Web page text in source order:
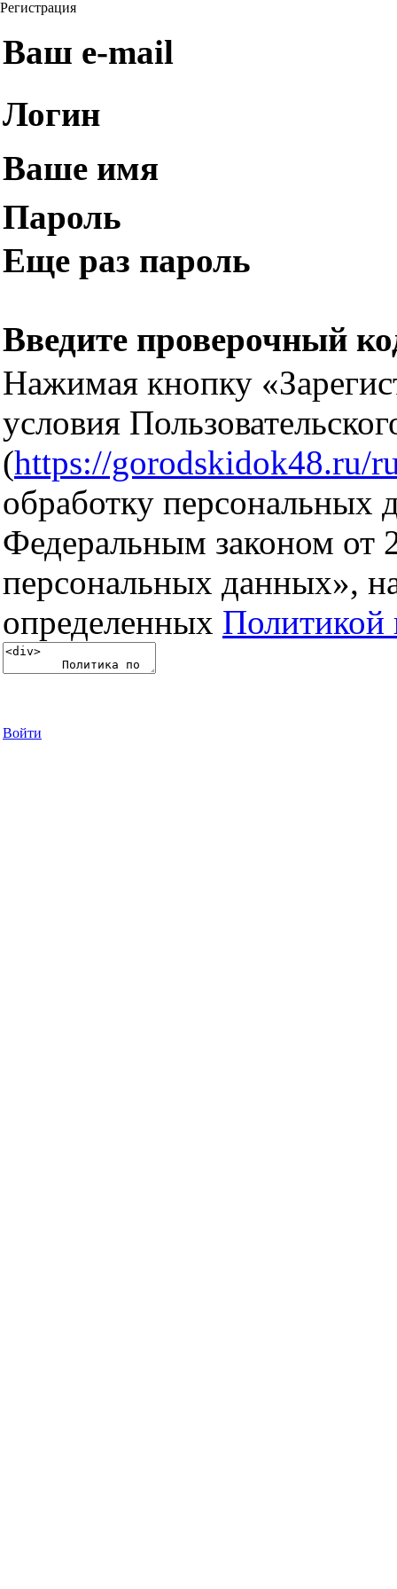
Регистрация
Ваш e-mail
Логин
Ваше имя
Пароль
Еще раз пароль
Введите проверочный
Нажимая кнопку
условия
(https://gorodskidok48.ru/
обработку персональных
Федеральным законом
персональных данных»,
определенных Политикой
Войти